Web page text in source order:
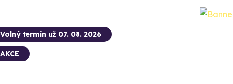
Volný termín už 07. 08. 2026
AKCE